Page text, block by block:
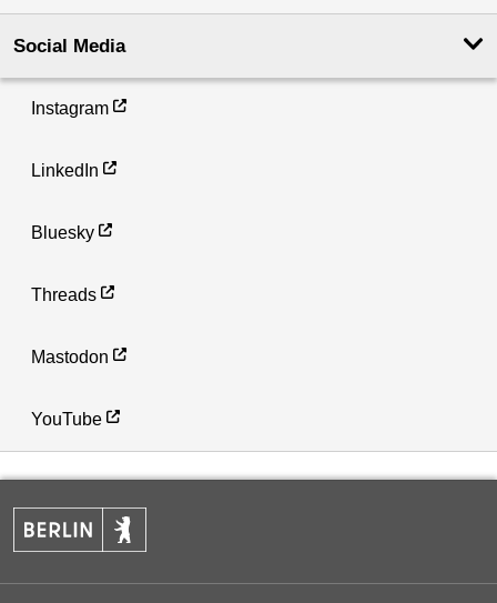
Social Media
Instagram
LinkedIn
Bluesky
Threads
Mastodon
YouTube